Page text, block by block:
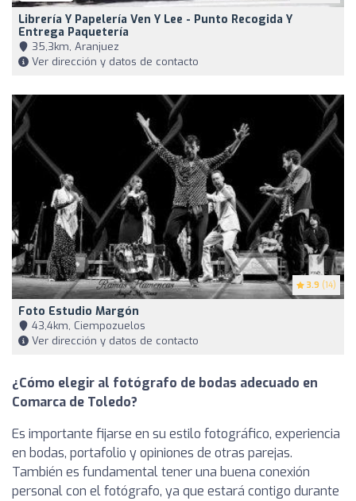
Librería Y Papelería Ven Y Lee - Punto Recogida Y
Entrega Paquetería
35,3km, Aranjuez
Ver dirección y datos de contacto
3.9 (14)
Foto Estudio Margón
43,4km, Ciempozuelos
Ver dirección y datos de contacto
¿Cómo elegir al fotógrafo de bodas adecuado en
Comarca de Toledo?
Es importante fijarse en su estilo fotográfico, experiencia
en bodas, portafolio y opiniones de otras parejas.
También es fundamental tener una buena conexión
personal con el fotógrafo, ya que estará contigo durante